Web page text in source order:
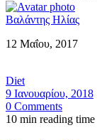
Βαλάντης Ηλίας
12 Μαΐου, 2017
Diet
9 Ιανουαρίου, 2018
0 Comments
10 min reading time